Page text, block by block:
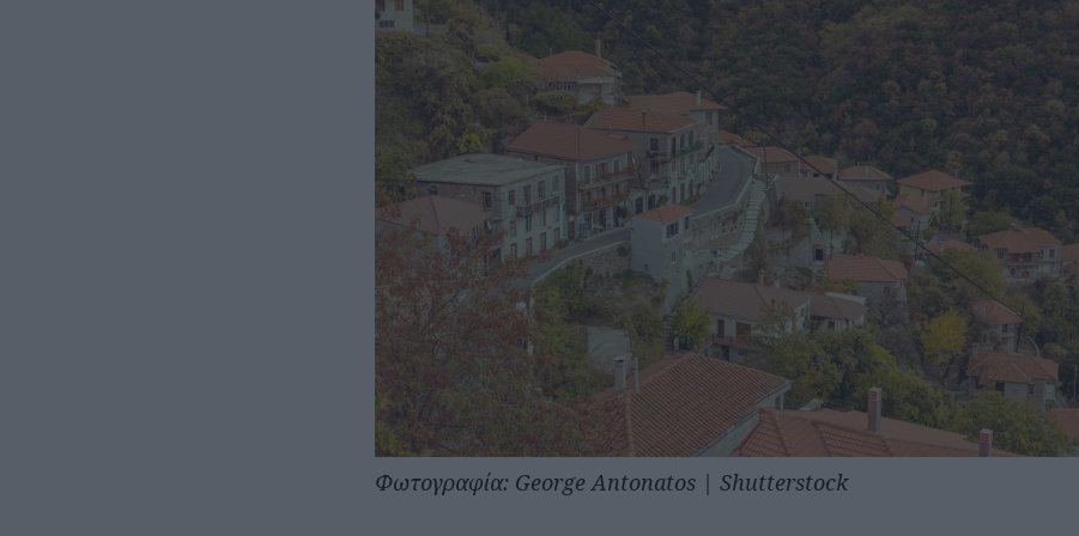
Φωτογραφία: George Antonatos | Shutterstock